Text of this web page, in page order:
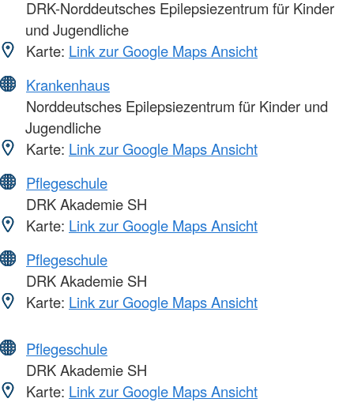
DRK-Norddeutsches Epilepsiezentrum für Kinder
und Jugendliche
Karte: Link zur Google Maps Ansicht
Krankenhaus
Norddeutsches Epilepsiezentrum für Kinder und
Jugendliche
Karte: Link zur Google Maps Ansicht
Pflegeschule
DRK Akademie SH
Karte: Link zur Google Maps Ansicht
Pflegeschule
DRK Akademie SH
Karte: Link zur Google Maps Ansicht
Pflegeschule
DRK Akademie SH
Karte: Link zur Google Maps Ansicht